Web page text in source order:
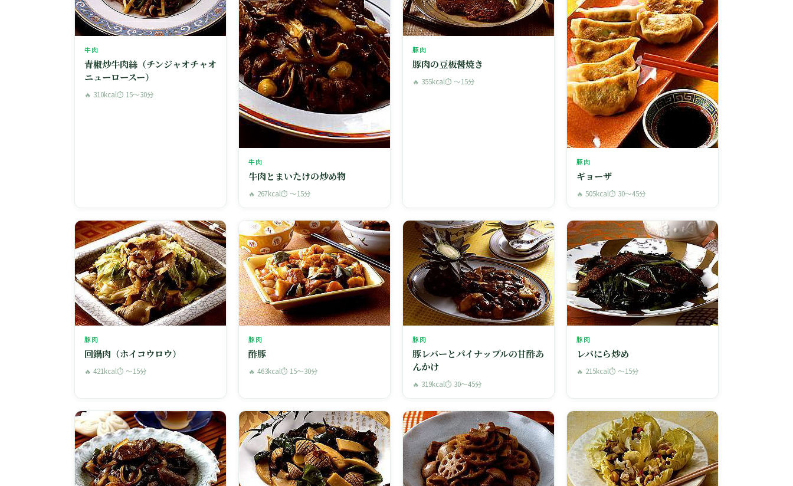
牛肉
青椒炒牛肉絲（チンジャオチャオ
ニューロースー）
🔥 310kcal⏱ 15〜30分
牛肉
牛肉とまいたけの炒め物
🔥 267kcal⏱ 〜15分
豚肉
豚肉の豆板醤焼き
🔥 355kcal⏱ 〜15分
豚肉
ギョーザ
🔥 505kcal⏱ 30〜45分
豚肉
回鍋肉（ホイコウロウ）
🔥 421kcal⏱ 〜15分
豚肉
酢豚
🔥 463kcal⏱ 15〜30分
豚肉
豚レバーとパイナップルの甘酢あ
んかけ
🔥 319kcal⏱ 30〜45分
豚肉
レバにら炒め
🔥 215kcal⏱ 〜15分